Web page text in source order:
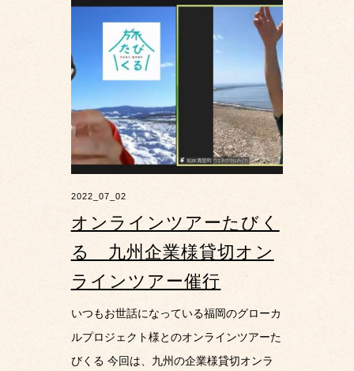
2022_07_02
オンラインツアーたびく
る 九州企業様貸切オン
ラインツアー催行
いつもお世話になっている福岡のグローカ
ルプロジェクト様とのオンラインツアーた
びくる 今回は、九州の企業様貸切オンラ